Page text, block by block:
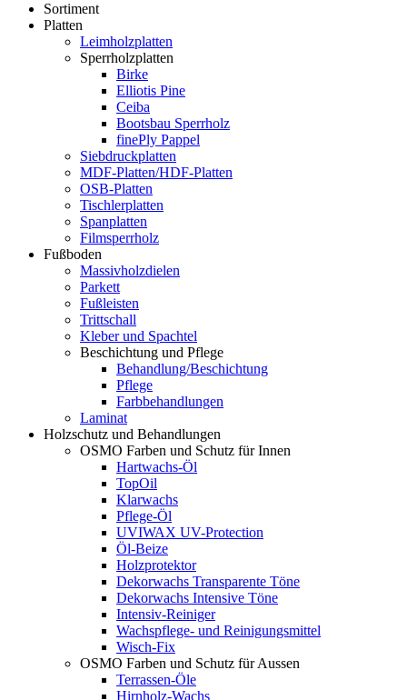
Sortiment
Platten
Leimholzplatten
Sperrholzplatten
Birke
Elliotis Pine
Ceiba
Bootsbau Sperrholz
finePly Pappel
Siebdruckplatten
MDF-Platten/HDF-Platten
OSB-Platten
Tischlerplatten
Spanplatten
Filmsperrholz
Fußboden
Massivholzdielen
Parkett
Fußleisten
Trittschall
Kleber und Spachtel
Beschichtung und Pflege
Behandlung/Beschichtung
Pflege
Farbbehandlungen
Laminat
Holzschutz und Behandlungen
OSMO Farben und Schutz für Innen
Hartwachs-Öl
TopOil
Klarwachs
Pflege-Öl
UVIWAX UV-Protection
Öl-Beize
Holzprotektor
Dekorwachs Transparente Töne
Dekorwachs Intensive Töne
Intensiv-Reiniger
Wachspflege- und Reinigungsmittel
Wisch-Fix
OSMO Farben und Schutz für Aussen
Terrassen-Öle
Hirnholz-Wachs